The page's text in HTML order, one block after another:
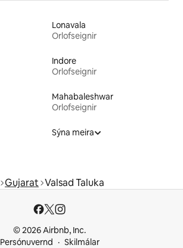
Lonavala
Orlofseignir
Indore
Orlofseignir
Mahabaleshwar
Orlofseignir
Sýna meira
Gujarat Valsad Taluka
© 2026 Airbnb, Inc.
Persónuvernd
Skilmálar